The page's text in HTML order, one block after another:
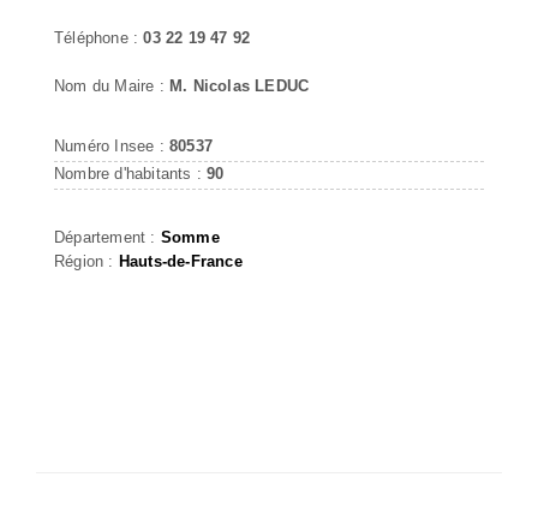
Téléphone :03 22 19 47 92
Nom du Maire : M. Nicolas LEDUC
Numéro Insee : 80537
Nombre d'habitants :90
Département : Somme
Région : Hauts-de-France